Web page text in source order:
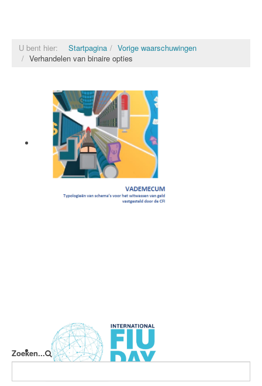
U bent hier: Startpagina
Vorige waarschuwingen
Verhandelen van binaire opties
Zoeken...